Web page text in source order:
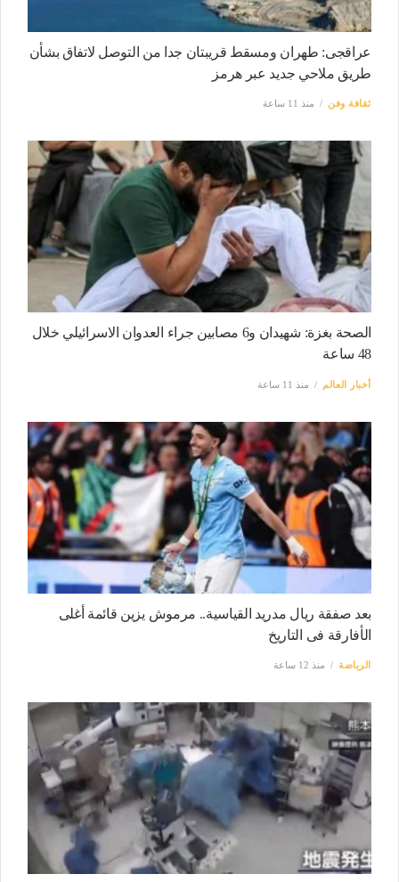
عراقجى: طهران ومسقط قريبتان جدا من التوصل لاتفاق بشأن
طريق ملاحي جديد عبر هرمز
ثقافة وفن منذ 11 ساعة
الصحة بغزة: شهيدان و6 مصابين جراء العدوان الاسرائيلي خلال
48 ساعة
أخبار العالم منذ 11 ساعة
بعد صفقة ريال مدريد القياسية.. مرموش يزين قائمة أغلى
الأفارقة فى التاريخ
الرياضة منذ 12 ساعة